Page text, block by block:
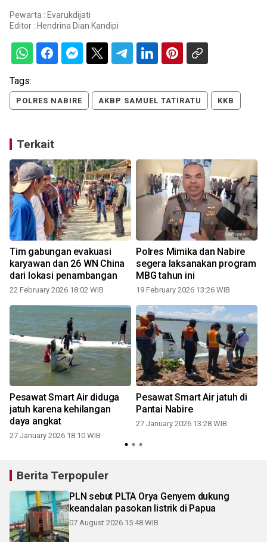
Pewarta : Evarukdijati
Editor : Hendrina Dian Kandipi
Tags:
POLRES NABIRE AKBP SAMUEL TATIRATU KKB
Terkait
Tim gabungan evakuasi
karyawan dan 26 WN China
dari lokasi penambangan
22 February 2026 18:02 WIB
Polres Mimika dan Nabire
segera laksanakan program
MBG tahun ini
19 February 2026 13:26 WIB
Pesawat Smart Air diduga
jatuh karena kehilangan
daya angkat
27 January 2026 18:10 WIB
Pesawat Smart Air jatuh di
Pantai Nabire
27 January 2026 13:28 WIB
Berita Terpopuler
PLN sebut PLTA Orya Genyem dukung
keandalan pasokan listrik di Papua
07 August 2026 15:48 WIB